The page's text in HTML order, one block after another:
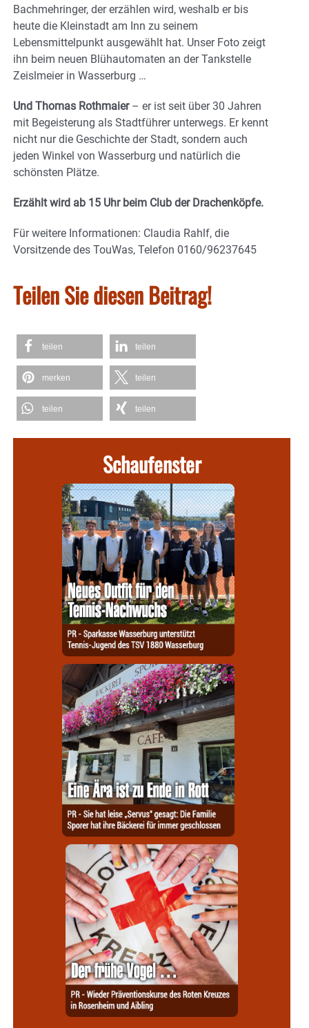
Bachmehringer, der erzählen wird, weshalb er bis
heute die Kleinstadt am Inn zu seinem
Lebensmittelpunkt ausgewählt hat. Unser Foto zeigt
ihn beim neuen Blühautomaten an der Tankstelle
Zeislmeier in Wasserburg …
Und Thomas Rothmaier– er ist seit über 30 Jahren
mit Begeisterung als Stadtführer unterwegs. Er kennt
nicht nur die Geschichte der Stadt, sondern auch
jeden Winkel von Wasserburg und natürlich die
schönsten Plätze.
Erzählt wird ab 15 Uhr beim Club der Drachenköpfe.
Für weitere Informationen: Claudia Rahlf, die
Vorsitzende des TouWas, Telefon 0160/96237645
Teilen Sie diesen Beitrag!
teilen teilen
merken teilen
teilen teilen
Schaufenster